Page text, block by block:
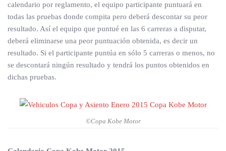
calendario por reglamento, el equipo participante puntuará en
todas las pruebas donde compita pero deberá descontar su peor
resultado. Así el equipo que puntué en las 6 carreras a disputar,
deberá eliminarse una peor puntuación obtenida, es decir un
resultado. Si el participante puntúa en sólo 5 carreras o menos, no
se descontará ningún resultado y tendrá los puntos obtenidos en
dichas pruebas.
©Copa Kobe Motor